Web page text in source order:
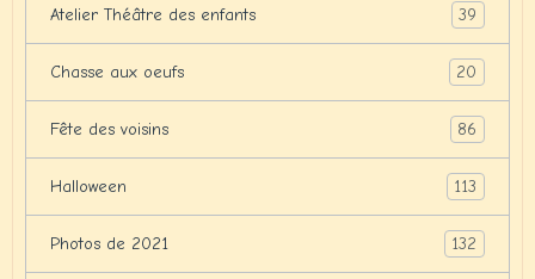
Atelier Théâtre des enfants 39
Chasse aux oeufs 20
Fête des voisins 86
Halloween 113
Photos de 2021 132